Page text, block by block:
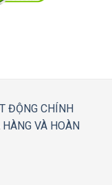
ĐỘNG CHÍNH
VÀ HOÀN